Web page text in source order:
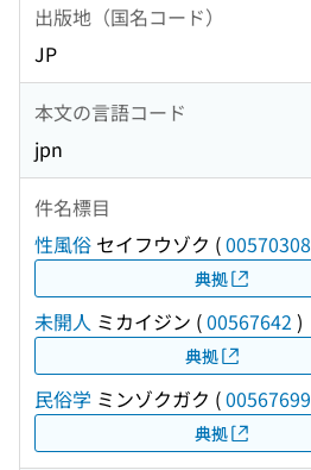
出版地（国名コード）
JP
本文の言語コード
jpn
件名標目
性風俗 セイフウゾク (00570308
典拠
未開人 ミカイジン (00567642 )
典拠
民俗学 ミンゾクガク (00567699
典拠